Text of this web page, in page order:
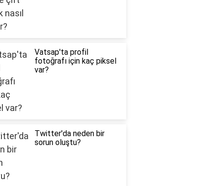
Vatsap'ta profil
fotoğrafı için kaç piksel
var?
Twitter'da neden bir
sorun oluştu?